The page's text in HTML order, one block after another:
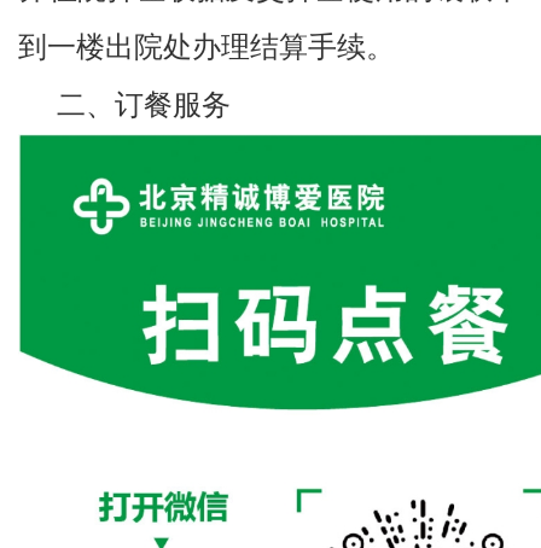
到一楼出院处办理结算手续。
二、订餐服务